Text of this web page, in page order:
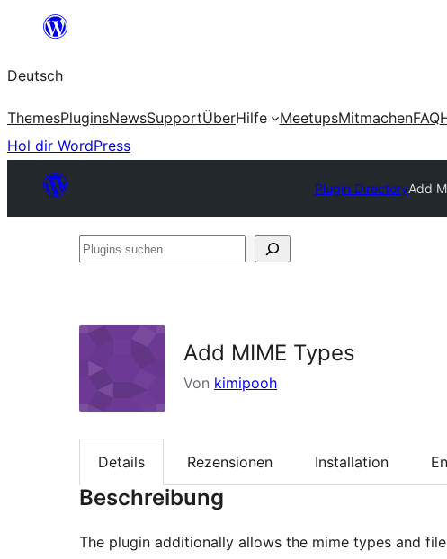
springen
Deutsch
ThemesPluginsNewsSupportÜberHilfe MeetupsMitmachenFAQ
Hol dir WordPress
Plugin DirectoryAdd
Plugins
Add MIME Types
Von kimipooh
Details Rezensionen Installation
Beschreibung
The plugin additionally allows the mime types and